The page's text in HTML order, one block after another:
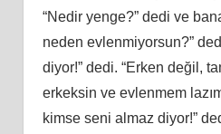
“Nedir yenge?” dedi ve
neden evlenmiyorsun?”
diyor!” dedi. “Erken değil,
erkeksin ve evlenmem
kimse seni almaz diyor!”